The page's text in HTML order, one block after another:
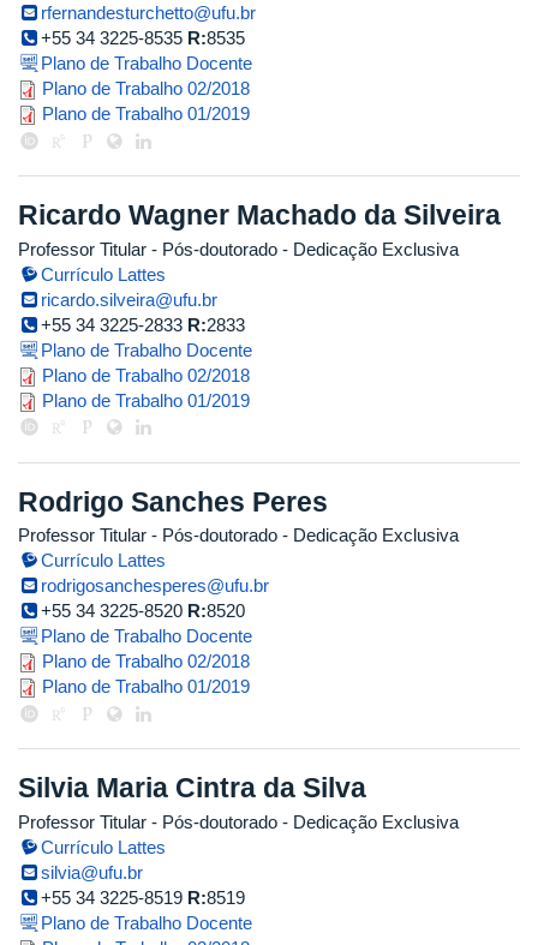
rfernandesturchetto@ufu.br
+55 34 3225-8535 R:8535
Plano de Trabalho Docente
renata_ferrarez_2018_2.pdf
Plano de Trabalho 02/2018
renata_ferrarez_2019_1.pdf
Plano de Trabalho 01/2019
Ricardo Wagner Machado da Silveira
Professor Titular - Pós-doutorado - Dedicação Exclusiva
Currículo Lattes
ricardo.silveira@ufu.br
+55 34 3225-2833 R:2833
Plano de Trabalho Docente
ricardo_2018_2.pdf
Plano de Trabalho 02/2018
ricardo_2019_1.pdf
Plano de Trabalho 01/2019
Rodrigo Sanches Peres
Professor Titular - Pós-doutorado - Dedicação Exclusiva
Currículo Lattes
rodrigosanchesperes@ufu.br
+55 34 3225-8520 R:8520
Plano de Trabalho Docente
rodrigo_2018_2.pdf
Plano de Trabalho 02/2018
rodrigo_2019_1.pdf
Plano de Trabalho 01/2019
Silvia Maria Cintra da Silva
Professor Titular - Pós-doutorado - Dedicação Exclusiva
Currículo Lattes
silvia@ufu.br
+55 34 3225-8519 R:8519
Plano de Trabalho Docente